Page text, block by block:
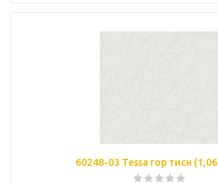
60248-03 Tessa гор